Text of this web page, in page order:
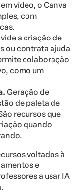
vídeo, o Canva
com
a criação de
ou contrata ajuda
colaboração
como um
Geração de
de paleta de
recursos que
quando
voltados à
e
a usar IA